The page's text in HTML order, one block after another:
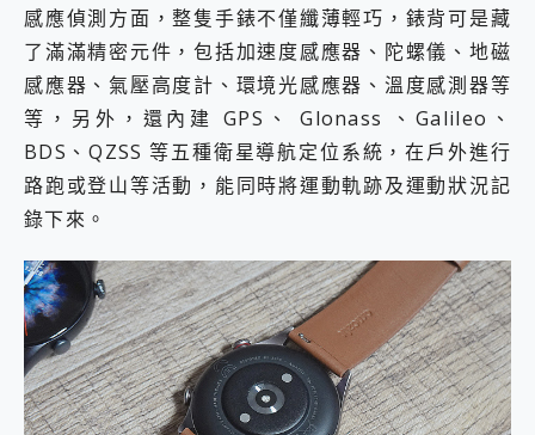
感應偵測方面，整隻手錶不僅纖薄輕巧，錶背可是藏
了滿滿精密元件，包括加速度感應器、陀螺儀、地磁
感應器、氣壓高度計、環境光感應器、溫度感測器等
等，另外，還內建 GPS、 Glonass 、Galileo、
BDS、QZSS 等五種衛星導航定位系統，在戶外進行
路跑或登山等活動，能同時將運動軌跡及運動狀況記
錄下來。